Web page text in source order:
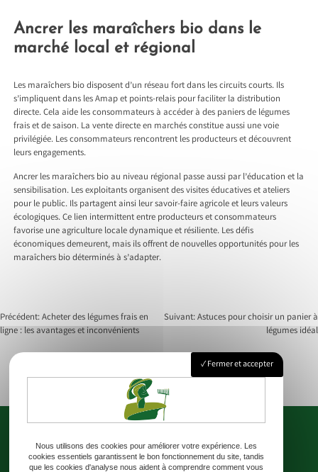
Ancrer les maraîchers bio dans le
marché local et régional
Les maraîchers bio disposent d’un réseau fort dans les circuits courts. Ils
s’impliquent dans les Amap et points-relais pour faciliter la distribution
directe. Cela aide les consommateurs à accéder à des paniers de légumes
frais et de saison. La vente directe en marchés constitue aussi une voie
privilégiée. Les consommateurs rencontrent les producteurs et découvrent
leurs engagements.
Ancrer les maraîchers bio au niveau régional passe aussi par l’éducation et la
sensibilisation. Les exploitants organisent des visites éducatives et ateliers
pour le public. Ils partagent ainsi leur savoir-faire agricole et leurs valeurs
écologiques. Ce lien intermittent entre producteurs et consommateurs
favorise une agriculture locale dynamique et résiliente. Les défis
économiques demeurent, mais ils offrent de nouvelles opportunités pour les
maraîchers bio déterminés à s’adapter.
de
Précédent:Acheter des légumes frais en
ligne : les avantages et inconvénients
Suivant:Astuces pour choisir un panier à
légumes idéal
Fermer et accepter
Nous utilisons des cookies pour améliorer votre expérience. Les
cookies essentiels garantissent le bon fonctionnement du site, tandis
que les cookies d'analyse nous aident à comprendre comment vous